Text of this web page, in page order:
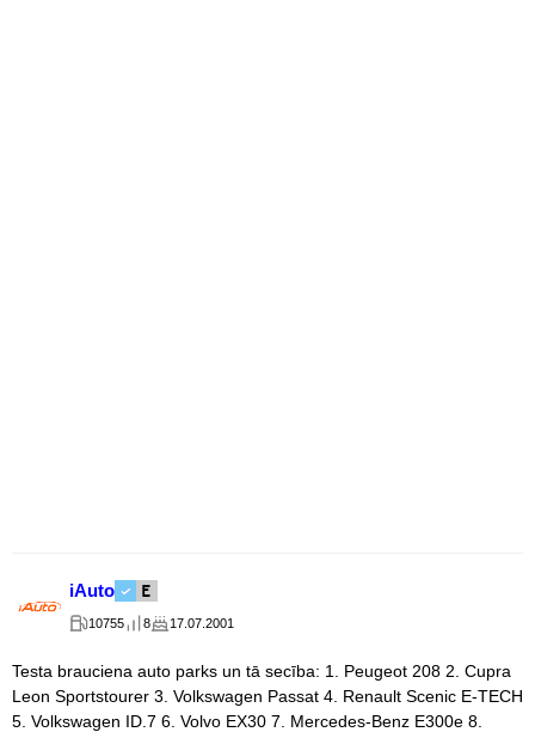
iAuto
10755 8 17.07.2001
Testa brauciena auto parks un tā secība: 1. Peugeot 208 2. Cupra
Leon Sportstourer 3. Volkswagen Passat 4. Renault Scenic E-TECH
5. Volkswagen ID.7 6. Volvo EX30 7. Mercedes-Benz E300e 8.